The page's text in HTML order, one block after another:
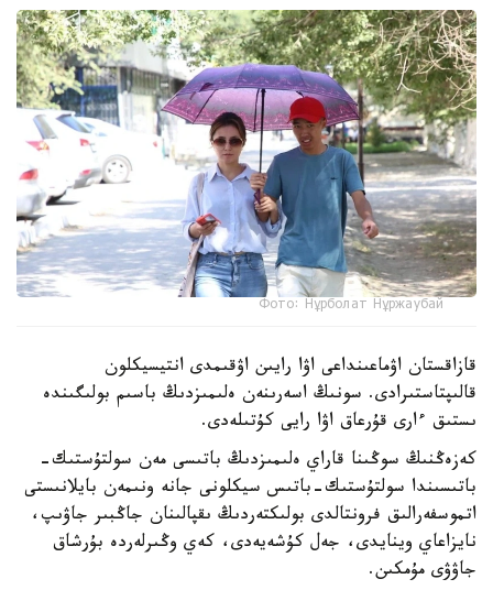
Фото: Нұрболат Нұржаубай
قازاقستان اۋماعىنداعى اۋا رايىن اۋقىمدى انتيسيكلون
قالىپتاستىرادى. سونىڭ اسەرىنەن ەلىمىزدىڭ باسىم بولىگىندە
ىستىق ءارى قۇرعاق اۋا رايى كۇتىلەدى.
كەزەڭنىڭ سوڭىنا قاراي ەلىمىزدىڭ باتىسى مەن سولتۇستىك-
باتىسىندا سولتۇستىك-باتىس سيكلونى جانە ونىمەن بايلانىستى
اتموسفەرالىق فرونتالدى بولىكتەردىڭ ىقپالىنان جاڭبىر جاۋىپ،
نايزاعاي وينايدى، جەل كۇشەيەدى، كەي وڭىرلەردە بۇرشاق
جاۋۋى مۇمكىن.